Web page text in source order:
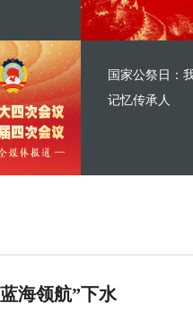
国家公祭日：
记忆传承人
海领航”下水